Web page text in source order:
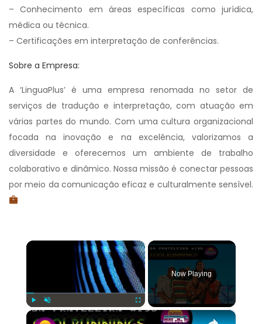
– Conhecimento em áreas específicas como jurídica,
médica ou técnica.
– Certificações em interpretação de conferências.
Sobre a Empresa:
A ‘LinguaPlus’ é uma empresa renomada no setor de
serviços de tradução e interpretação, com atuação em
várias partes do mundo. Com uma cultura organizacional
focada na inovação e na excelência, valorizamos a
diversidade e oferecemos um ambiente de trabalho
colaborativo e dinâmico. Nossa missão é conectar pessoas
por meio da comunicação eficaz e culturalmente sensível.
×
Play Unmute Fullscreen
Now Playing
×